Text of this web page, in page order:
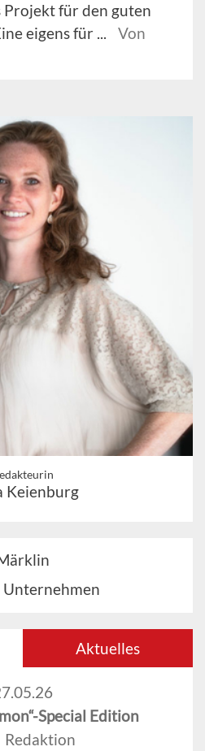
für den guten
eigens für ...
Von
Keienburg
Unternehmen
Aktuelles
Special Edition